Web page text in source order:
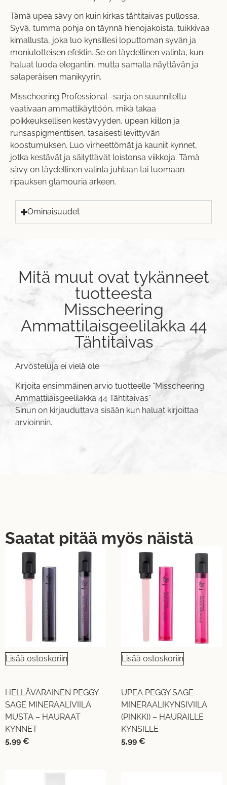
Tämä upea sävy on kuin kirkas tähtitaivas pullossa.
Syvä, tumma pohja on täynnä hienojakoista, tuikkivaa
kimallusta, joka luo kynsillesi loputtoman syvän ja
moniulotteisen efektin. Se on täydellinen valinta, kun
haluat luoda elegantin, mutta samalla näyttävän ja
salaperäisen manikyyrin.
Misscheering Professional -sarja on suunniteltu
vaativaan ammattikäyttöön, mikä takaa
poikkeuksellisen kestävyyden, upean kiillon ja
runsaspigmenttisen, tasaisesti levittyvän
koostumuksen. Luo virheettömät ja kauniit kynnet,
jotka kestävät ja säilyttävät loistonsa viikkoja. Tämä
sävy on täydellinen valinta juhlaan tai tuomaan
ripauksen glamouria arkeen.
Ominaisuudet
Mitä muut ovat tykänneet
tuotteesta
Misscheering
Ammattilaisgeelilakka 44
Tähtitaivas
Arvosteluja ei vielä ole
Kirjoita ensimmäinen arvio tuotteelle “Misscheering
Ammattilaisgeelilakka 44 Tähtitaivas”
Sinun on kirjauduttava sisään kun haluat kirjoittaa
arvioinnin.
Saatat pitää myös näistä
Lisää ostoskoriin
HELLÄVARAINEN PEGGY
SAGE MINERAALIVIILA
MUSTA – HAURAAT
KYNNET
5,99 €
Lisää ostoskoriin
UPEA PEGGY SAGE
MINERAALIKYNSIVIILA
(PINKKI) – HAURAILLE
KYNSILLE
5,99 €